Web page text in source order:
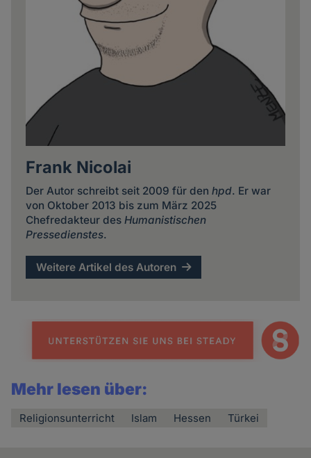
Frank Nicolai
Der Autor schreibt seit 2009 für den hpd. Er war
von Oktober 2013 bis zum März 2025
Chefredakteur des Humanistischen
Pressedienstes.
Weitere Artikel des Autoren
Mehr lesen über:
Religionsunterricht Islam Hessen Türkei